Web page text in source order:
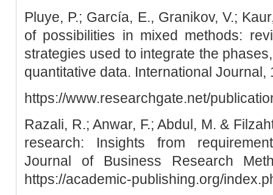
Pluye, P.; García, E., Granikov, V.;
of possibilities in mixed methods:
strategies used to integrate the
quantitative data. International Journal,
https://www.researchgate.net/
Razali, R.; Anwar, F.; Abdul, M. &
research: Insights from
Journal of Business Research
https://academic-publishing.org/